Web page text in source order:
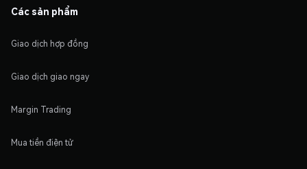
Các sản phẩm
Giao dịch hợp đồng
Giao dịch giao ngay
Margin Trading
Mua tiền điện tử